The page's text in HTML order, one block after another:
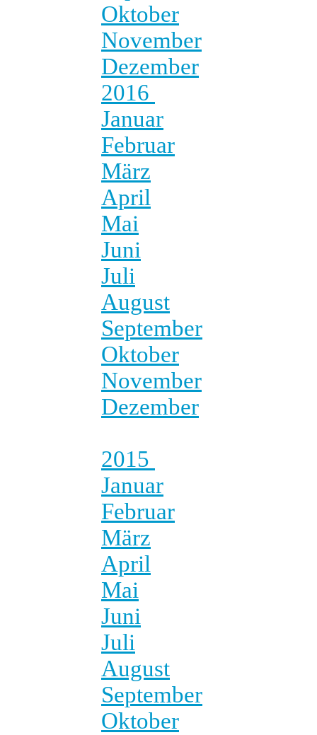
Oktober
November
Dezember
2016
Januar
Februar
März
April
Mai
Juni
Juli
August
September
Oktober
November
Dezember
2015
Januar
Februar
März
April
Mai
Juni
Juli
August
September
Oktober